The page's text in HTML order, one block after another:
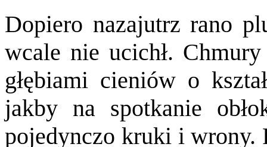
Dopiero nazajutrz rano
wcale nie ucichł.
głębiami cieniów o
jakby na spotkanie
pojedynczo kruki i wrony.